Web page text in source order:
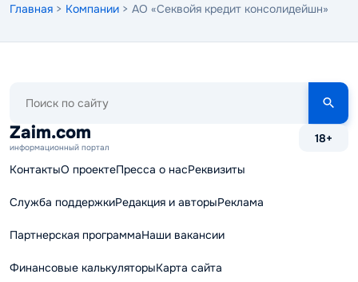
Главная > Компании > АО «Секвойя кредит консолидейшн»
сайту
Zaim.com
информационный портал
18+
КонтактыО проектеПресса о насРеквизиты
Служба поддержкиРедакция и авторыРеклама
Партнерская программаНаши вакансии
Финансовые калькуляторыКарта сайта